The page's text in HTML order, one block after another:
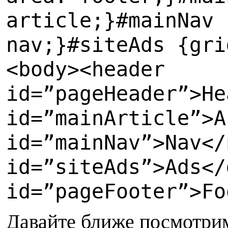
article; }#
nav; }#siteAds {g
<body><header
Давайте ближе